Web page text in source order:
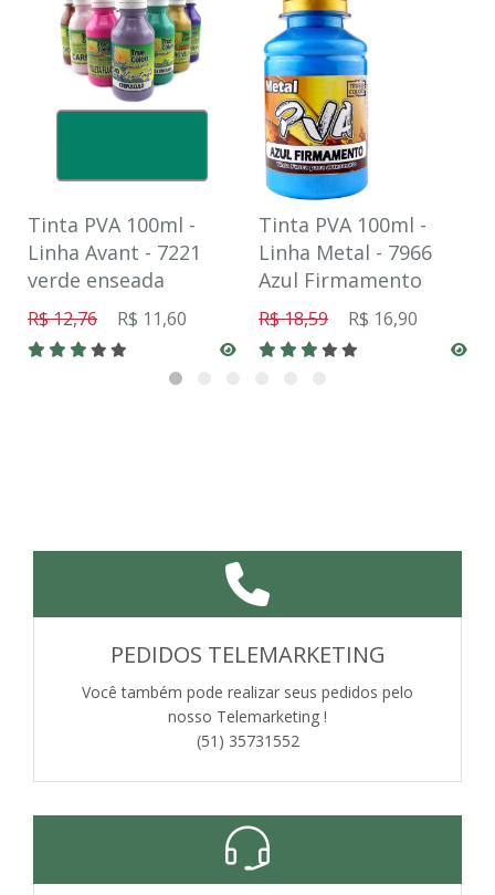
Tinta PVA 100ml -
Linha Avant - 7221
verde enseada
R$ 12,76 R$ 11,60
Tinta PVA 100ml -
Linha Metal - 7966
Azul Firmamento
R$ 18,59 R$ 16,90
PEDIDOS TELEMARKETING
Você também pode realizar seus pedidos pelo
nosso Telemarketing !
(51) 35731552